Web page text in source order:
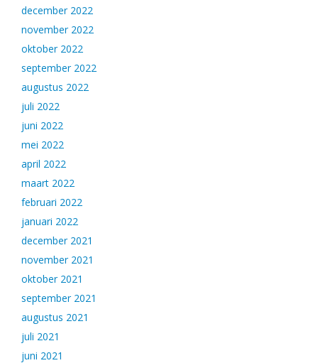
december 2022
november 2022
oktober 2022
september 2022
augustus 2022
juli 2022
juni 2022
mei 2022
april 2022
maart 2022
februari 2022
januari 2022
december 2021
november 2021
oktober 2021
september 2021
augustus 2021
juli 2021
juni 2021